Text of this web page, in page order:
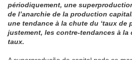
périodiquement, une
de l’anarchie de la production
une tendance à la chute du ‘taux de
justement, les contre-tendances à la